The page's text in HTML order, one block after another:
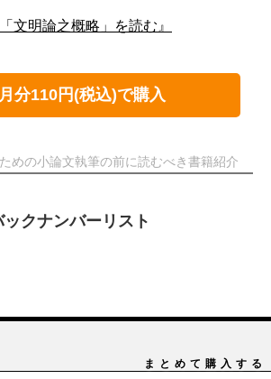
「文明論之概略」を読む』
分110円(税込)で購入
めの小論文執筆の前に読むべき書籍紹介
ックナンバーリスト
まとめて購入する